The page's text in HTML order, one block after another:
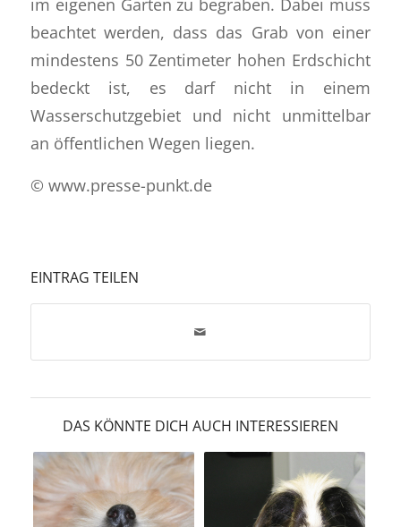
beachtet werden, dass das Grab von einer
mindestens 50 Zentimeter hohen Erdschicht
bedeckt ist, es darf nicht in einem
Wasserschutzgebiet und nicht unmittelbar
an öffentlichen Wegen liegen.
© www.presse-punkt.de
EINTRAG TEILEN
DAS KÖNNTE DICH AUCH INTERESSIEREN